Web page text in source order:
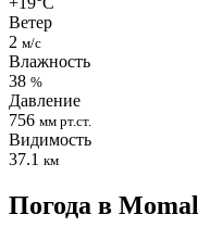
Ветер
2 м/с
Влажность
38 %
Давление
756 мм рт.ст.
Видимость
37.1 км
Погода в